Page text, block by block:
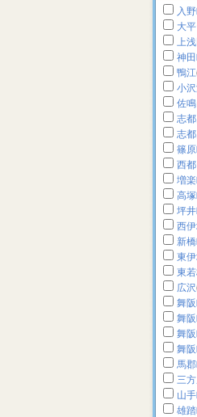
入
大
上浅
神
鴨江
小
佐
志
志
篠
西
増
高
坪
西
新
東
東
広沢
舞
舞
舞
舞
馬
三
山
雄